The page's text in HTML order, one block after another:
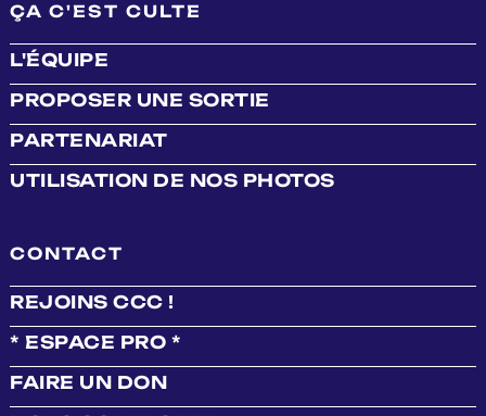
ÇA C'EST CULTE
L'ÉQUIPE
PROPOSER UNE SORTIE
PARTENARIAT
UTILISATION DE NOS PHOTOS
CONTACT
REJOINS CCC !
* ESPACE PRO *
FAIRE UN DON